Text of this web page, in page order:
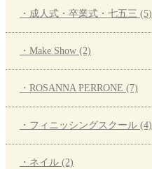
・成人式・卒業式・七五三 (5)
・Make Show (2)
・ROSANNA PERRONE (7)
・フィニッシングスクール (4)
・ネイル (2)